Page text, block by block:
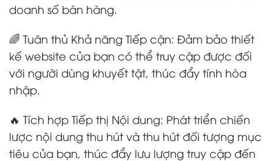
doanh số bán hàng.
🌈 Tuân thủ Khả năng Tiếp cận: Đảm bảo thiết
kế website của bạn có thể truy cập được đối
với người dùng khuyết tật, thúc đẩy tính hòa
nhập.
🔥 Tích hợp Tiếp thị Nội dung: Phát triển chiến
lược nội dung thu hút và thu hút đối tượng mục
tiêu của bạn, thúc đẩy lưu lượng truy cập đến